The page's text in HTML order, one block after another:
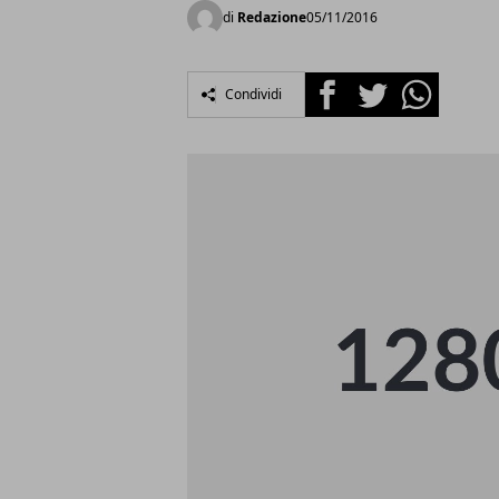
di Redazione05/11/2016
Condividi FacebookTwitterWhatsapp